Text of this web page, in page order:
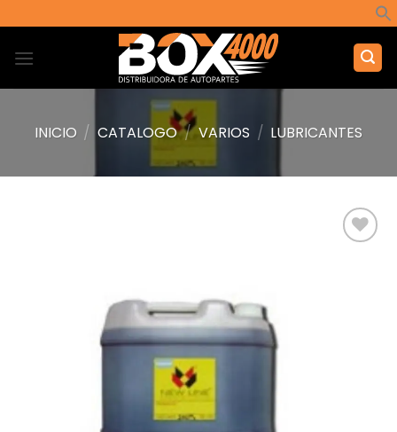
al
contenido
INICIO / CATALOGO / VARIOS / LUBRICANTES